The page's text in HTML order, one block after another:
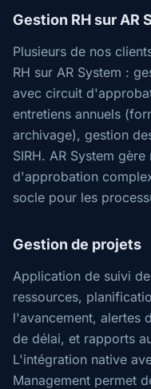
Gestion RH sur AR
Plusieurs de nos
RH sur AR System :
avec circuit
entretiens annuels
archivage), gestion
SIRH. AR System
d'approbation
socle pour les
Gestion de projets
Application de suivi
ressources,
l'avancement, alertes
de délai, et rapports
L'intégration native
Management permet